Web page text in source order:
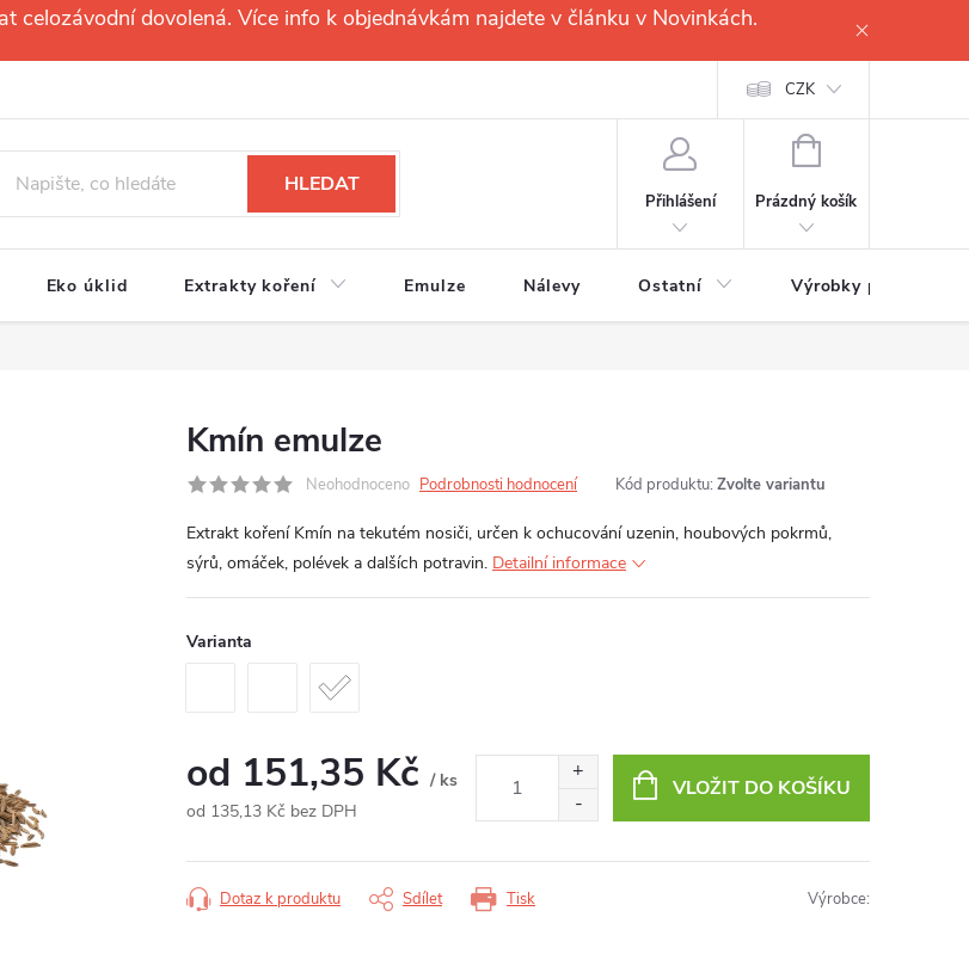
dovolená. Více info k objednávkám najdete v článku v Novinkách.
osobních údajů CZK
HLEDAT
Přihlášení
NÁKUPNÍ
Prázdný košík
Eko úklid Extrakty koření Emulze Nálevy Ostatní Výrobky pro
Kmín emulze
Neohodnoceno Podrobnosti hodnocení Kód produktu: Zvolte variantu
Extrakt koření Kmín na tekutém nosiči, určen k ochucování uzenin, houbových pokrmů,
sýrů, omáček, polévek a dalších potravin. Detailní informace
Varianta
od 151,35 Kč / ks
od 135,13 Kč bez DPH
cena:
VLOŽIT DO KOŠÍKU
Tisk
Dotaz k produktu Sdílet Výrobce: